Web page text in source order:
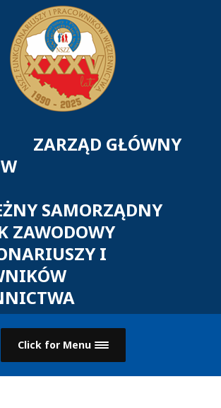
GŁÓWNY
SAMORZĄDNY
ZAWODOWY
I
Click for Menu